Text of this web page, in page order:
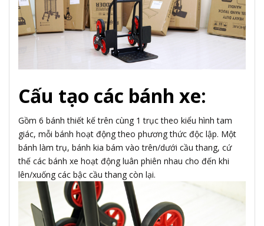
Cấu tạo các bánh xe:
Gồm 6 bánh thiết kế trên cùng 1 trục theo kiểu hình tam
giác, mỗi bánh hoạt động theo phương thức độc lập. Một
bánh làm trụ, bánh kia bám vào trên/dưới cầu thang, cứ
thế các bánh xe hoạt động luân phiên nhau cho đến khi
lên/xuống các bậc cầu thang còn lại.